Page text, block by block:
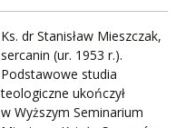
Ks. dr Stanisław Mieszczak,
sercanin (ur. 1953 r.).
Podstawowe studia
teologiczne ukończył
w Wyższym Seminarium